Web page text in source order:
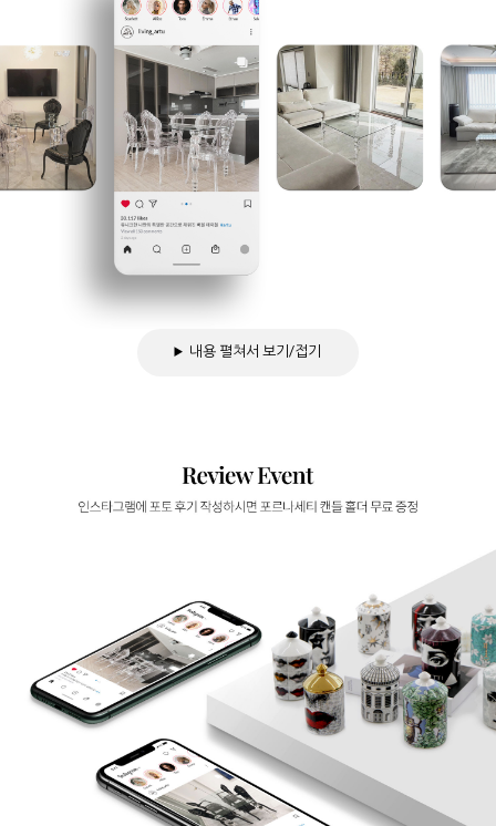
내용 펼쳐서 보기/접기